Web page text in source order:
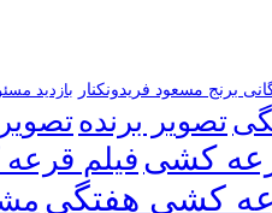
برنج مسعود فریدونکنار بازدید
تصویر برنده
کشی فیلم
کشی هفتگی